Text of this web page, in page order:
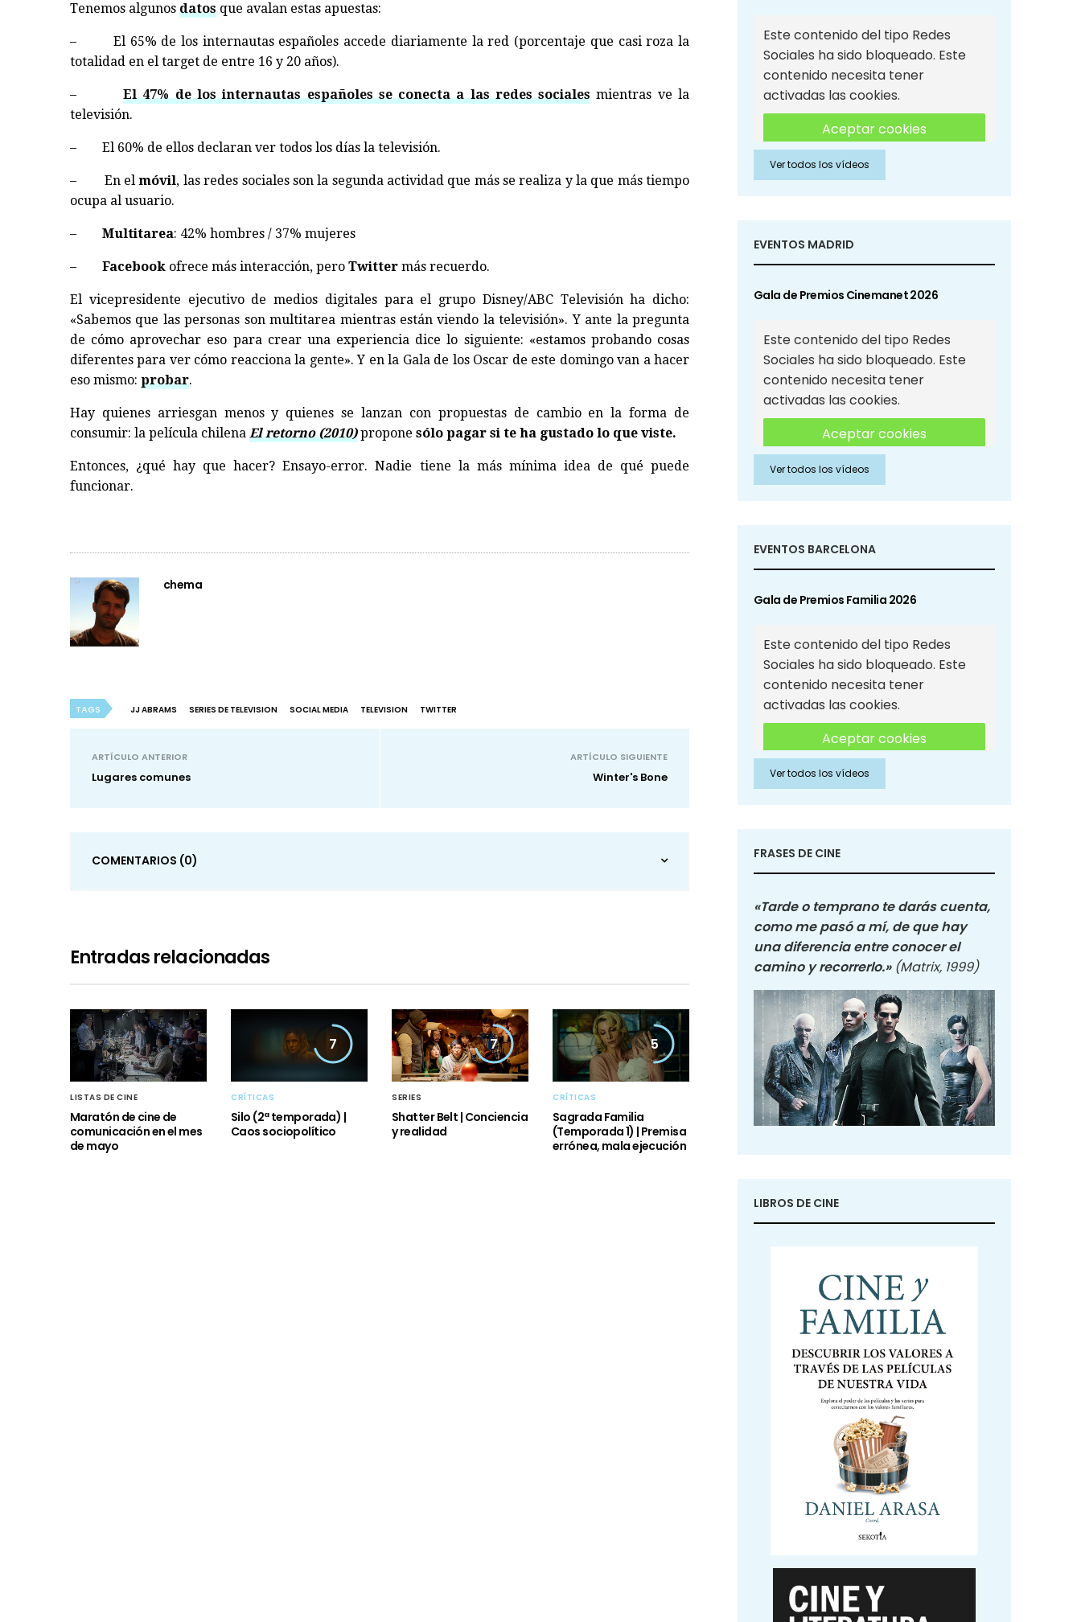
Tenemos algunos datos que avalan estas apuestas:
– El 65% de los internautas españoles accede diariamente la red (porcentaje que casi roza la
totalidad en el target de entre 16 y 20 años).
–El 47% de los internautas españoles se conecta a las redes sociales mientras ve la
televisión.
– El 60% de ellos declaran ver todos los días la televisión.
– En elmóvil, las redes sociales son la segunda actividad que más se realiza y la que más tiempo
ocupa al usuario.
– Multitarea: 42% hombres / 37% mujeres
– Facebook ofrece más interacción, pero Twitter más recuerdo.
El vicepresidente ejecutivo de medios digitales para el grupo Disney/ABC Televisión ha dicho:
«Sabemos que las personas son multitarea mientras están viendo la televisión». Y ante la pregunta
de cómo aprovechar eso para crear una experiencia dice lo siguiente: «estamos probando cosas
diferentes para ver cómo reacciona la gente». Y en la Gala de los Oscar de este domingo van a hacer
eso mismo: probar.
Hay quienes arriesgan menos y quienes se lanzan con propuestas de cambio en la forma de
consumir: la película chilena El retorno (2010)propone sólo pagar si te ha gustado lo que viste.
Entonces, ¿qué hay que hacer? Ensayo-error. Nadie tiene la más mínima idea de qué puede
funcionar.
chema
TAGS JJ ABRAMS SERIES DE TELEVISION SOCIAL MEDIA TELEVISION TWITTER
ARTÍCULO ANTERIOR
Lugares comunes
ARTÍCULO SIGUIENTE
Winter's Bone
COMENTARIOS (0)
Entradas relacionadas
LISTAS DE CINE
Maratón de cine de
comunicación en el mes
de mayo
7
CRÍTICAS
Silo (2ª temporada) |
Caos sociopolítico
7
SERIES
Shatter Belt | Conciencia
y realidad
5
CRÍTICAS
Sagrada Familia
(Temporada 1) | Premisa
errónea, mala ejecución
Este contenido del tipo Redes
Sociales ha sido bloqueado. Este
contenido necesita tener
activadas las cookies.
Aceptar cookies
Aceptar cookies de Redes
Sociales
Ver todos los vídeos
EVENTOS MADRID
Gala de Premios Cinemanet 2026
Este contenido del tipo Redes
Sociales ha sido bloqueado. Este
contenido necesita tener
activadas las cookies.
Aceptar cookies
Aceptar cookies de Redes
Sociales
Ver todos los vídeos
EVENTOS BARCELONA
Gala de Premios Familia 2026
Este contenido del tipo Redes
Sociales ha sido bloqueado. Este
contenido necesita tener
activadas las cookies.
Aceptar cookies
Aceptar cookies de Redes
Sociales
Ver todos los vídeos
FRASES DE CINE
«Tarde o temprano te darás cuenta,
como me pasó a mí, de que hay
una diferencia entre conocer el
camino y recorrerlo.» (Matrix, 1999)
LIBROS DE CINE